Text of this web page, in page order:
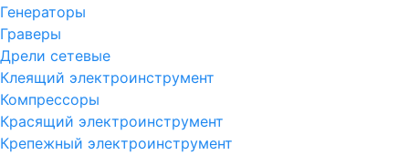
Генераторы
Граверы
Дрели сетевые
Клеящий электроинструмент
Компрессоры
Красящий электроинструмент
Крепежный электроинструмент